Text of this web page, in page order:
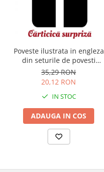
Poveste ilustrata in engleza
din seturile de povesti
Usborne
35,29 RON
20,12 RON
IN STOC
ADAUGA IN COS